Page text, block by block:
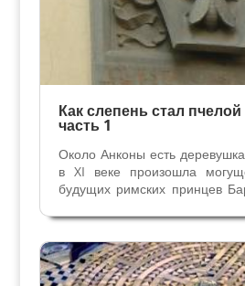
Как слепень стал
часть 1
Около Анконы есть
в XI веке произошла
будущих римских принцев
веке, на их гербе были
(перевод слова Тафани) и
об их...
Древний Рим